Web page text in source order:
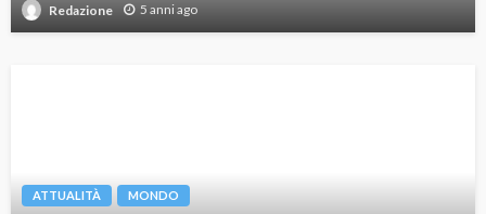
Redazione 5 anni ago
ATTUALITÀ MONDO